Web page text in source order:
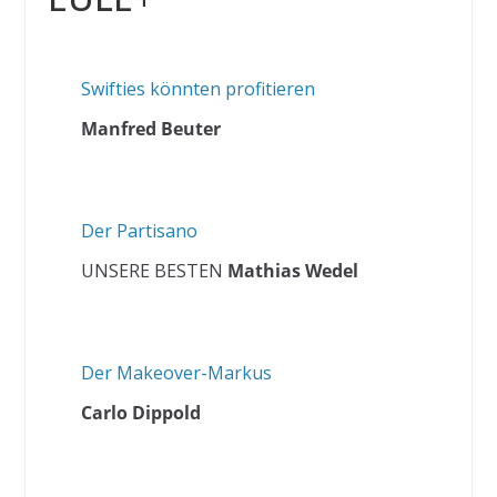
Swifties könnten profitieren
Manfred Beuter
Der Partisano
UNSERE BESTEN Mathias Wedel
Der Makeover-Markus
Carlo Dippold